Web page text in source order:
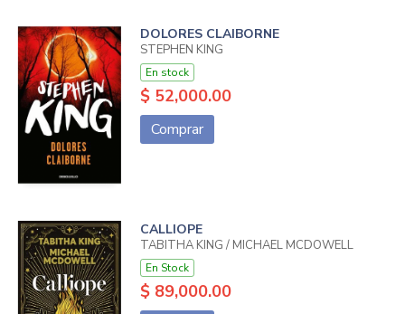
DOLORES CLAIBORNE
STEPHEN KING
En stock
$ 52,000.00
Comprar
CALLIOPE
TABITHA KING / MICHAEL MCDOWELL
En Stock
$ 89,000.00